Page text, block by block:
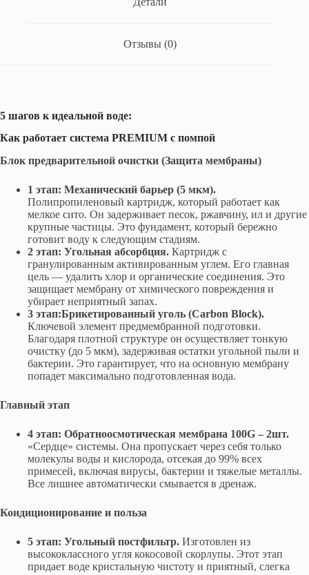
Отзывы (0)
5 шагов к идеальной воде:
Как работает система PREMIUM с помпой
Блок предварительной очистки (Защита мембраны)
1 этап: Механический барьер (5 мкм).
Полипропиленовый картридж, который работает как
мелкое сито. Он задерживает песок, ржавчину, ил и другие
крупные частицы. Это фундамент, который бережно
готовит воду к следующим стадиям.
2 этап: Угольная абсорбция. Картридж с
гранулированным активированным углем. Его главная
цель — удалить хлор и органические соединения. Это
защищает мембрану от химического повреждения и
убирает неприятный запах.
3 этап:Брикетированный уголь (Carbon Block).
Ключевой элемент предмембранной подготовки.
Благодаря плотной структуре он осуществляет тонкую
очистку (до 5 мкм), задерживая остатки угольной пыли и
бактерии. Это гарантирует, что на основную мембрану
попадет максимально подготовленная вода.
Главный этап
4 этап: Обратноосмотическая мембрана 100G – 2шт.
«Сердце» системы. Она пропускает через себя только
молекулы воды и кислорода, отсекая до 99% всех
примесей, включая вирусы, бактерии и тяжелые металлы.
Все лишнее автоматически смывается в дренаж.
Кондиционирование и польза
5 этап: Угольный постфильтр. Изготовлен из
высококлассного угля кокосовой скорлупы. Этот этап
придает воде кристальную чистоту и приятный, слегка